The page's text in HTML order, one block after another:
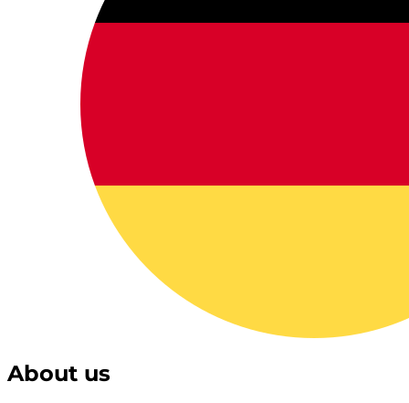
About us